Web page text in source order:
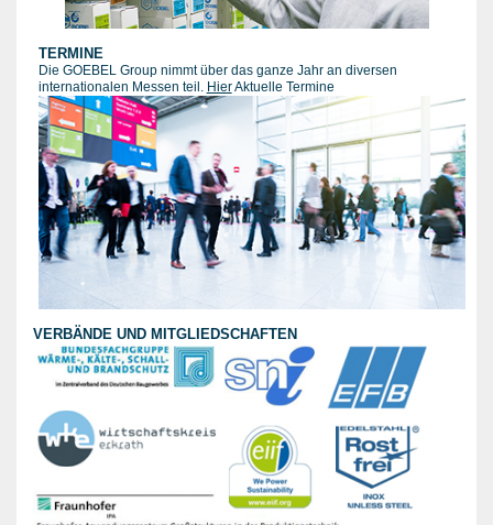
TERMINE
Die GOEBEL Group nimmt über das ganze Jahr an diversen
internationalen Messen teil. HierAktuelle Termine
VERBÄNDE UND MITGLIEDSCHAFTEN